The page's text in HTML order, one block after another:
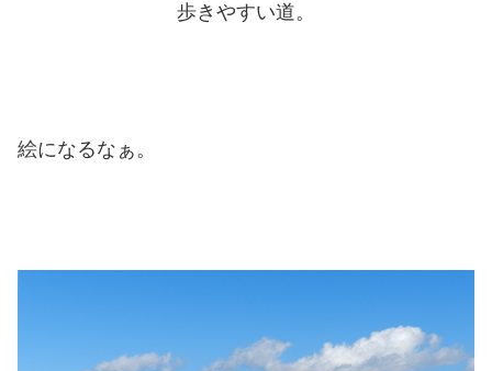
歩きやすい道。
絵になるなぁ。